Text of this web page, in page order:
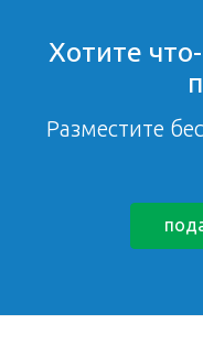
Хотите
Разместите